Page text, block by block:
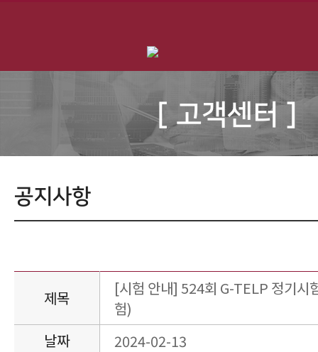
[ 고객센터 ]
공지사항
제목
[시험 안내] 524회 G-TELP 정기
험)
날짜
2024-02-13